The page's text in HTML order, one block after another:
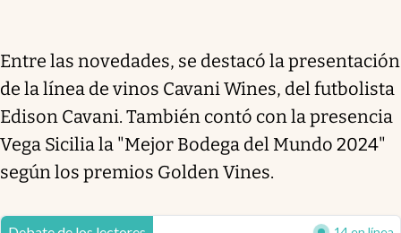
Entre las novedades, se destacó la presentación
de la línea de vinos Cavani Wines, del futbolista
Edison Cavani. También contó con la presencia
Vega Sicilia la "Mejor Bodega del Mundo 2024"
según los premios Golden Vines.